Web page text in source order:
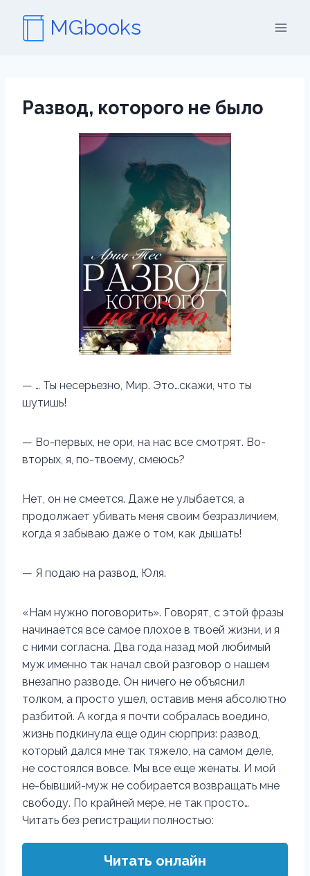
содержимому
MGbooks
Развод, которого не было
— … Ты несерьезно, Мир. Это…скажи, что ты
шутишь!
— Во-первых, не ори, на нас все смотрят. Во-
вторых, я, по-твоему, смеюсь?
Нет, он не смеется. Даже не улыбается, а
продолжает убивать меня своим безразличием,
когда я забываю даже о том, как дышать!
— Я подаю на развод, Юля.
«Нам нужно поговорить». Говорят, с этой фразы
начинается все самое плохое в твоей жизни, и я
с ними согласна. Два года назад мой любимый
муж именно так начал свой разговор о нашем
внезапно разводе. Он ничего не объяснил
толком, а просто ушел, оставив меня абсолютно
разбитой. А когда я почти собралась воедино,
жизнь подкинула еще один сюрприз: развод,
который дался мне так тяжело, на самом деле,
не состоялся вовсе. Мы все еще женаты. И мой
не-бывший-муж не собирается возвращать мне
свободу. По крайней мере, не так просто…
Читать без регистрации полностью:
Читать онлайн